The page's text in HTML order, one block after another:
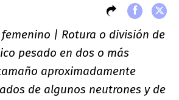
| Rotura o división de
pesado en dos o más
aproximadamente
de algunos neutrones y de